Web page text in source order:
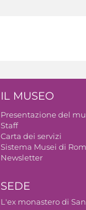
IL MUSEO
Presentazione del
Staff
Carta dei servizi
Sistema Musei di
Newsletter
SEDE
L'ex monastero di